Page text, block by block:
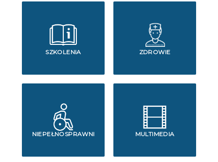
SZKOLENIA ZDROWIE
NIEPEŁNOSPRAWNI MULTIMEDIA